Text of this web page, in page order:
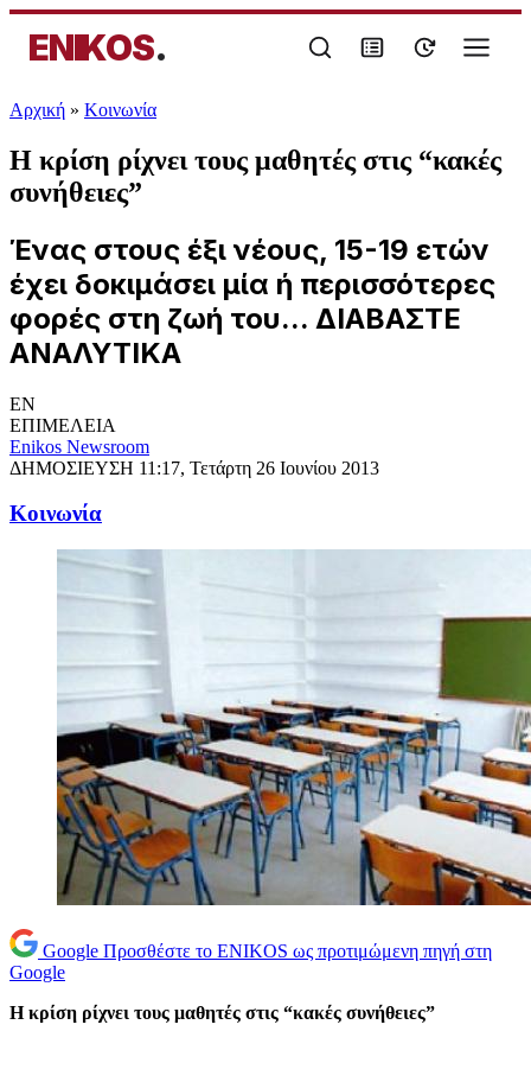
ENIKOS.
Αρχική » Κοινωνία
Η κρίση ρίχνει τους μαθητές στις “κακές
συνήθειες”
Ένας στους έξι νέους, 15-19 ετών
έχει δοκιμάσει μία ή περισσότερες
φορές στη ζωή του... ΔΙΑΒΑΣΤΕ
ΑΝΑΛΥΤΙΚΑ
EN
ΕΠΙΜΕΛΕΙΑ
Enikos Newsroom
ΔΗΜΟΣΙΕΥΣΗ 11:17, Τετάρτη 26 Ιουνίου 2013
Κοινωνία
Google Προσθέστε το ENIKOS ως προτιμώμενη πηγή στη
Google
Η κρίση ρίχνει τους μαθητές στις “κακές συνήθειες”